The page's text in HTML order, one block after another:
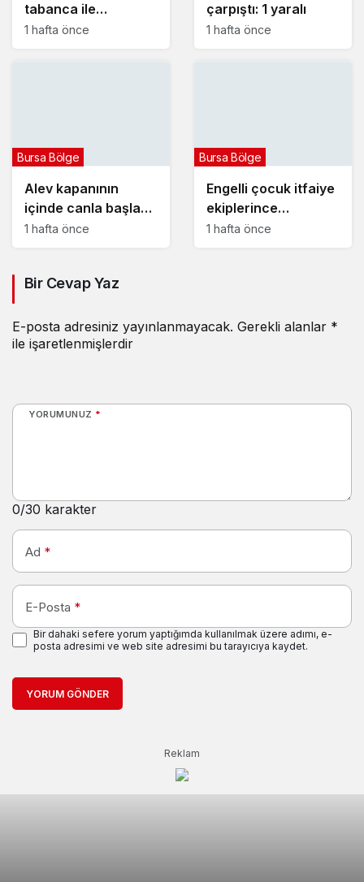
tabanca ile
vurulmuş halde ölü
1 hafta önce
çarpıştı: 1 yaralı
1 hafta önce
Alev kapanının
içinde canla başla
mücadele ettiler:
Bursa Bölge
1 hafta önce
Engelli çocuk itfaiye
ekiplerince
yangından kurtarıldı
Bursa Bölge
1 hafta önce
Bir Cevap Yaz
E-posta adresiniz yayınlanmayacak. Gerekli alanlar *
ile işaretlenmişlerdir
YORUMUNUZ *
0/30 karakter
Ad *
E-Posta *
Bir dahaki sefere yorum yaptığımda kullanılmak üzere adımı, e-
posta adresimi ve web site adresimi bu tarayıcıya kaydet.
YORUM GÖNDER
Reklam